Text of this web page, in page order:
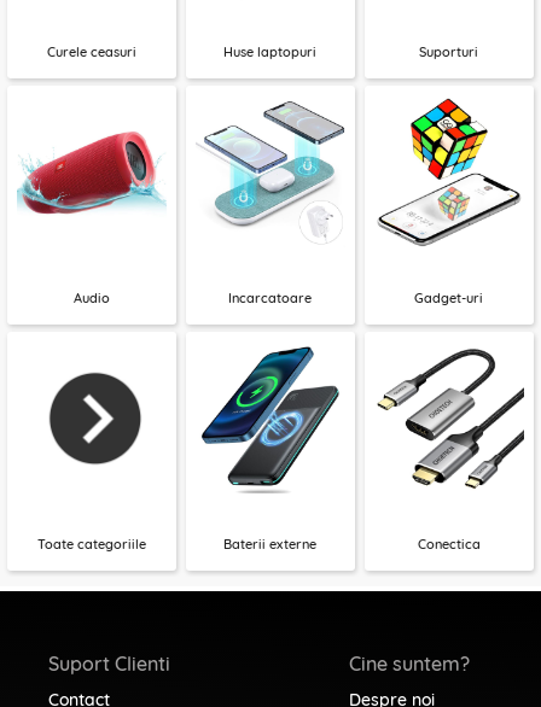
Curele ceasuri Huse laptopuri Suporturi
Audio Incarcatoare Gadget-uri
Toate categoriile Baterii externe Conectica
Suport Clienti
Contact
Cine suntem?
Despre noi